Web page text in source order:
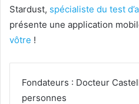
Stardust, spécialiste du test
présente une application
vôtre !
Fondateurs : Docteur
personnes